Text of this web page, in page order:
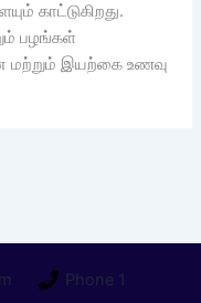
காட்டுகிறது.
பழங்கள்
மற்றும் இயற்கை உணவு
Phone 1